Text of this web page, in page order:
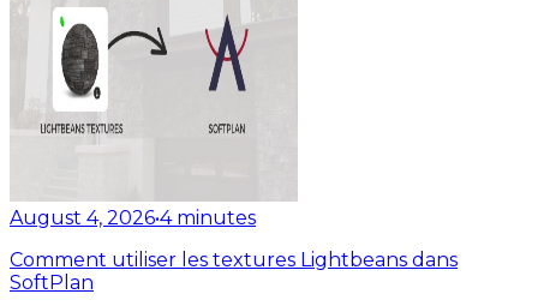
August 4, 2026•4 minutes
Comment utiliser les textures Lightbeans dans
SoftPlan